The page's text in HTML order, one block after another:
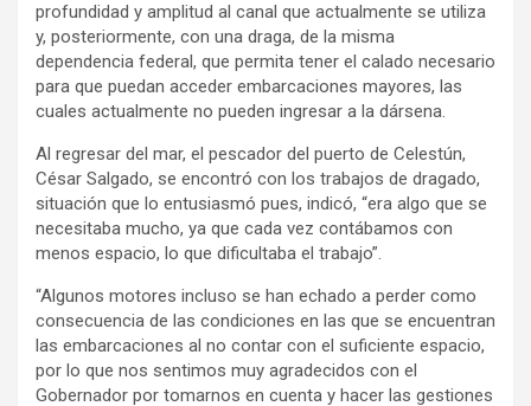
profundidad y amplitud al canal que actualmente se utiliza
y, posteriormente, con una draga, de la misma
dependencia federal, que permita tener el calado necesario
para que puedan acceder embarcaciones mayores, las
cuales actualmente no pueden ingresar a la dársena.
Al regresar del mar, el pescador del puerto de Celestún,
César Salgado, se encontró con los trabajos de dragado,
situación que lo entusiasmó pues, indicó, “era algo que se
necesitaba mucho, ya que cada vez contábamos con
menos espacio, lo que dificultaba el trabajo”.
“Algunos motores incluso se han echado a perder como
consecuencia de las condiciones en las que se encuentran
las embarcaciones al no contar con el suficiente espacio,
por lo que nos sentimos muy agradecidos con el
Gobernador por tomarnos en cuenta y hacer las gestiones